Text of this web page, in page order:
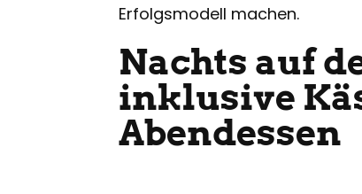
Erfolgsmodell machen.
Nachts auf
inklusive
Abendessen